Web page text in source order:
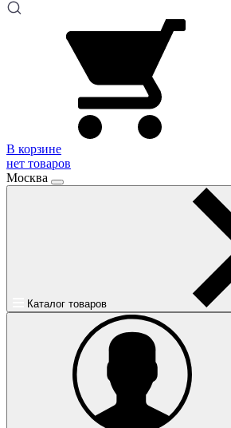
В корзине
нет товаров
Москва
Каталог товаров